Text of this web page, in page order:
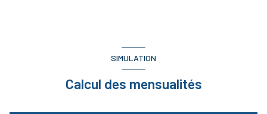
SIMULATION
Calcul des mensualités